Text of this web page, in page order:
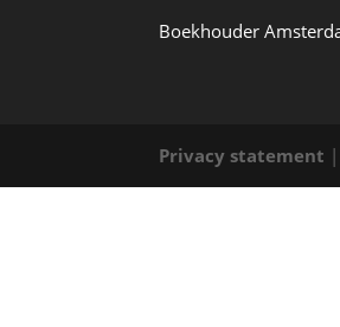
Boekhouder
Privacy statement